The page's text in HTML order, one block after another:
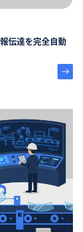
伝達を完全自動